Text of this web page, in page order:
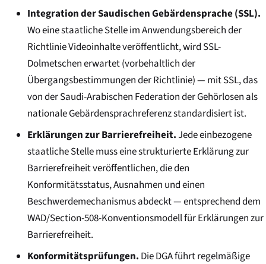
Integration der Saudischen Gebärdensprache (SSL).
Wo eine staatliche Stelle im Anwendungsbereich der
Richtlinie Videoinhalte veröffentlicht, wird SSL-
Dolmetschen erwartet (vorbehaltlich der
Übergangsbestimmungen der Richtlinie) — mit SSL, das
von der Saudi-Arabischen Federation der Gehörlosen als
nationale Gebärdensprachreferenz standardisiert ist.
Erklärungen zur Barrierefreiheit.Jede einbezogene
staatliche Stelle muss eine strukturierte Erklärung zur
Barrierefreiheit veröffentlichen, die den
Konformitätsstatus, Ausnahmen und einen
Beschwerdemechanismus abdeckt — entsprechend dem
WAD/Section-508-Konventionsmodell für Erklärungen zur
Barrierefreiheit.
Konformitätsprüfungen. Die DGA führt regelmäßige